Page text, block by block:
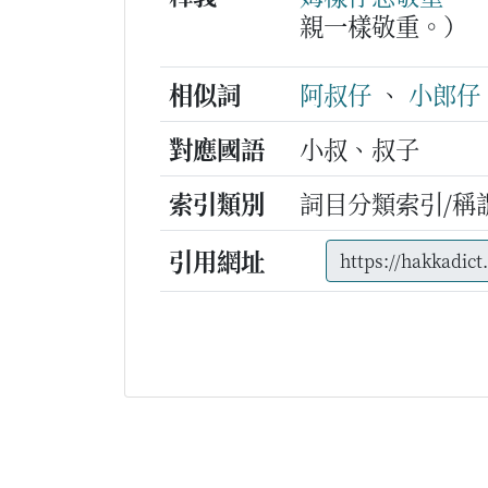
親一樣敬重。）
相似詞
阿叔仔 、 小郎仔
對應國語
小叔、叔子
索引類別
詞目分類索引/稱
引用網址